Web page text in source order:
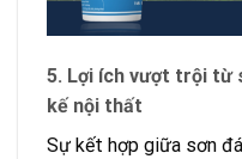
5. Lợi ích vượt trội từ
kế nội thất
Sự kết hợp giữa sơn